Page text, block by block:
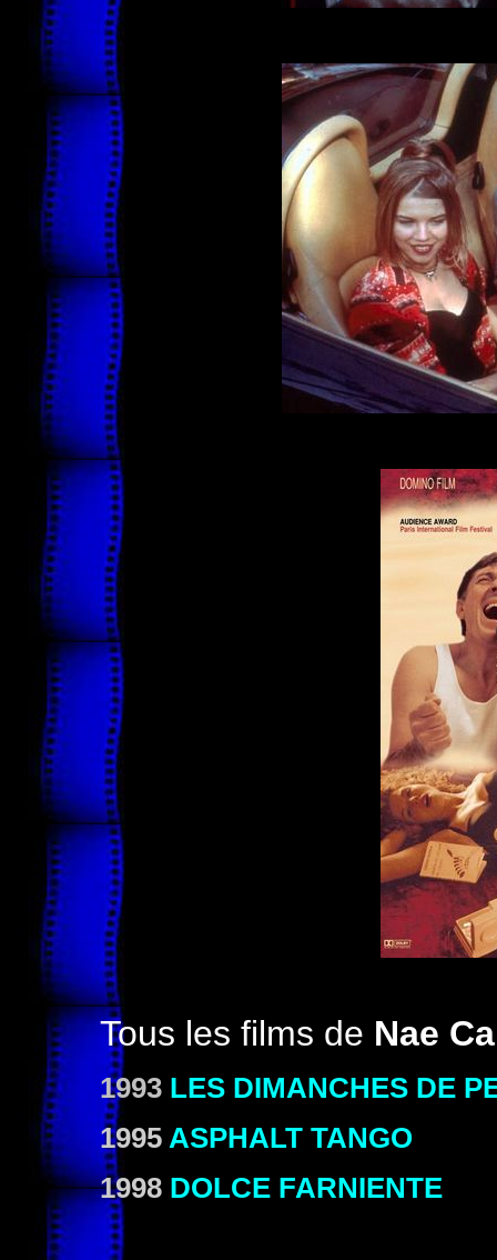
Tous les films de Nae
1993 LES DIMANCHES DE
1995 ASPHALT TANGO
1998 DOLCE FARNIENTE